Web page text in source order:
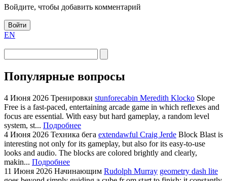
Войдите, чтобы добавить комментарий
Войти
EN
Популярные вопросы
4 Июня 2026 Тренировки stunforecabin Meredith Klocko Slope
Free is a fast-paced, entertaining arcade game in which reflexes and
focus are essential. With easy but hard gameplay, a random level
system, st... Подробнее
4 Июня 2026 Техника бега extendawful Craig Jerde Block Blast is
interesting not only for its gameplay, but also for its easy-to-use
looks and audio. The blocks are colored brightly and clearly,
makin... Подробнее
11 Июня 2026 Начинающим Rudolph Murray geometry dash lite